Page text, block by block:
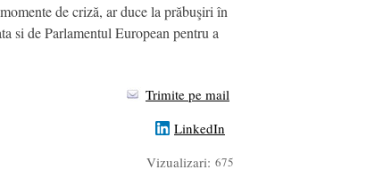
de criză, ar duce la prăbuşiri în
si de Parlamentul European pentru a
Trimite pe mail
LinkedIn
Vizualizari: 675